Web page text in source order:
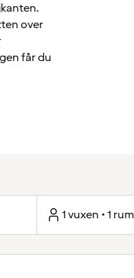
over
får du
1 vuxen • 1 rum